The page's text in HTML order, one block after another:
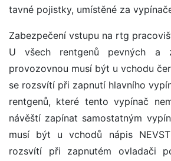
tavné pojistky, umístěné za
Zabezpečení vstupu na rtg
U všech rentgenů pevných a
provozovnou musí být u vchodu
se rozsvítí při zapnutí hlavního
rentgenů, které tento vypínač
návěští zapínat samostatným
musí být u vchodů nápis
rozsvítí při zapnutém ovladači